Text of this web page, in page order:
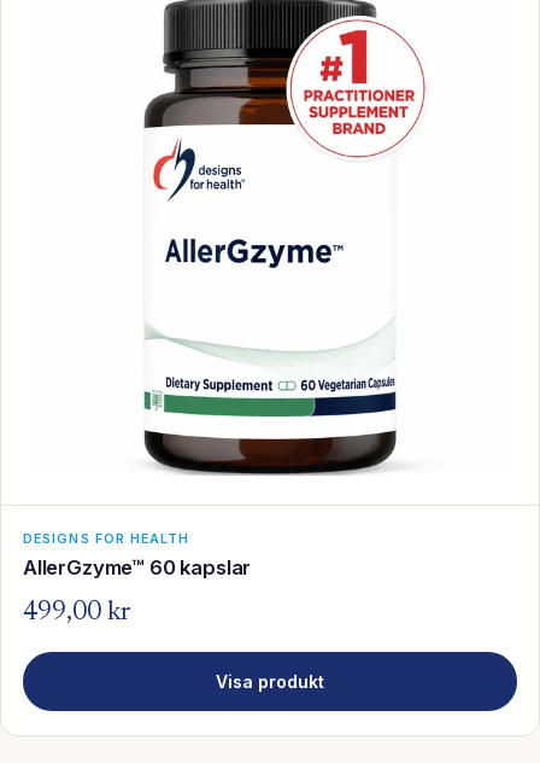
DESIGNS FOR HEALTH
AllerGzyme™ 60 kapslar
499,00 kr
Visa produkt